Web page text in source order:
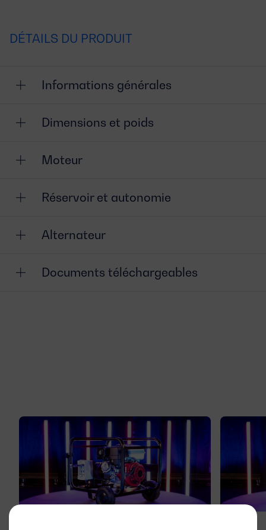
DÉTAILS DU PRODUIT
Informations générales
Dimensions et poids
Moteur
Réservoir et autonomie
Alternateur
Documents téléchargeables